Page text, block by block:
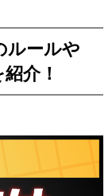
ルールや
介！